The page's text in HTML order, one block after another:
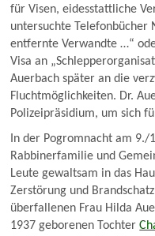
für Visen, eidesstattliche
untersuchte Telefonbücher
entfernte Verwandte …“
Visa an
Auerbach später an die
Fluchtmöglichkeiten. Dr.
Polizeipräsidium, um sich
In der Pogromnacht am
Rabbinerfamilie und
Leute gewaltsam in das
Zerstörung und
überfallenen Frau Hilda
1937 geborenen Tochter